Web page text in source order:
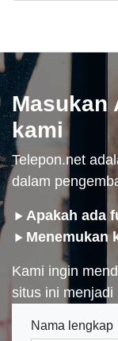
Masukan
kami
Telepon.net
dalam
Apakah ada
Menemukan
Kami ingin
situs ini menjadi
Nama lengkap